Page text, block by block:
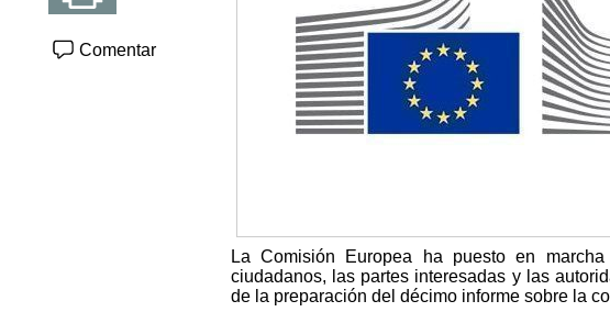
Comentar
La Comisión Europea ha puesto en
ciudadanos, las partes interesadas y las
de la preparación del décimo informe sobre la